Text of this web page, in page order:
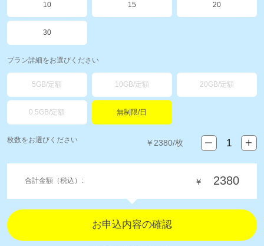
10 15 20
30
プラン詳細をお選びください
5GB/定額 10GB/定額 20GB/定額
0.5GB/定額 無制限/日
枚数をお選びください ￥ 2380/枚
合計金額（税込）: ￥ 2380